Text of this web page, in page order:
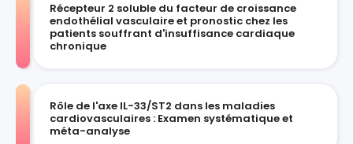
Récepteur 2 soluble du facteur de croissance
endothélial vasculaire et pronostic chez les
patients souffrant d'insuffisance cardiaque
chronique
Rôle de l'axe IL-33/ST2 dans les maladies
cardiovasculaires : Examen systématique et
méta-analyse